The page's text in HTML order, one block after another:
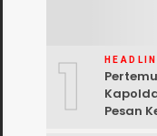
1
Pesan